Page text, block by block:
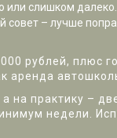
слишком далеко.
совет – лучше
рублей, плюс
аренда
на практику –
недели.